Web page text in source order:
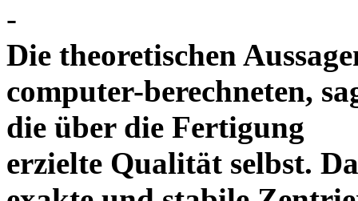
-
Die theoretischen
computer-berechneten,
die über die Fertigung
erzielte Qualität selbst.